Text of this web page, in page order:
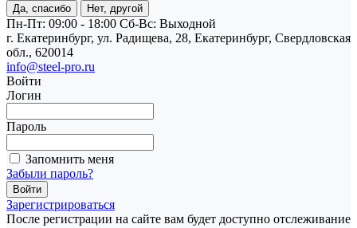
Да, спасибо Нет, другой
Пн-Пт: 09:00 - 18:00 Cб-Вс: Выходной
г. Екатеринбург, ул. Радищева, 28, Екатеринбург, Свердловская
обл., 620014
info@steel-pro.ru
Войти
Логин
Пароль
Запомнить меня
Забыли пароль?
Зарегистрироваться
После регистрации на сайте вам будет доступно отслеживание